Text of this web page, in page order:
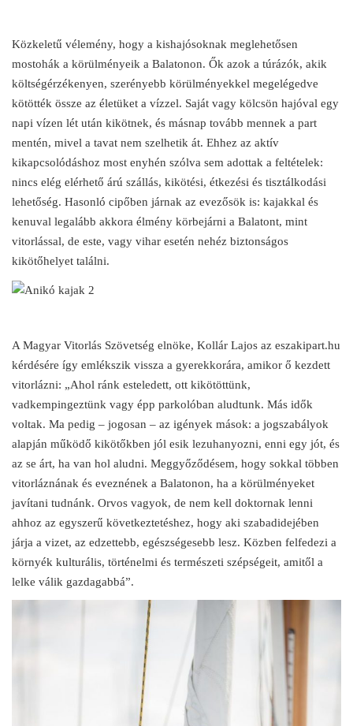
Közkeletű vélemény, hogy a kishajósoknak meglehetősen
mostohák a körülményeik a Balatonon. Ők azok a túrázók, akik
költségérzékenyen, szerényebb körülményekkel megelégedve
kötötték össze az életüket a vízzel. Saját vagy kölcsön hajóval egy
napi vízen lét után kikötnek, és másnap tovább mennek a part
mentén, mivel a tavat nem szelhetik át. Ehhez az aktív
kikapcsolódáshoz most enyhén szólva sem adottak a feltételek:
nincs elég elérhető árú szállás, kikötési, étkezési és tisztálkodási
lehetőség. Hasonló cipőben járnak az evezősök is: kajakkal és
kenuval legalább akkora élmény körbejárni a Balatont, mint
vitorlással, de este, vagy vihar esetén nehéz biztonságos
kikötőhelyet találni.
A Magyar Vitorlás Szövetség elnöke, Kollár Lajos az eszakipart.hu
kérdésére így emlékszik vissza a gyerekkorára, amikor ő kezdett
vitorlázni: „Ahol ránk esteledett, ott kikötöttünk,
vadkempingeztünk vagy épp parkolóban aludtunk. Más idők
voltak. Ma pedig – jogosan – az igények mások: a jogszabályok
alapján működő kikötőkben jól esik lezuhanyozni, enni egy jót, és
az se árt, ha van hol aludni. Meggyőződésem, hogy sokkal többen
vitorláznának és eveznének a Balatonon, ha a körülményeket
javítani tudnánk. Orvos vagyok, de nem kell doktornak lenni
ahhoz az egyszerű következtetéshez, hogy aki szabadidejében
járja a vizet, az edzettebb, egészségesebb lesz. Közben felfedezi a
környék kulturális, történelmi és természeti szépségeit, amitől a
lelke válik gazdagabbá”.